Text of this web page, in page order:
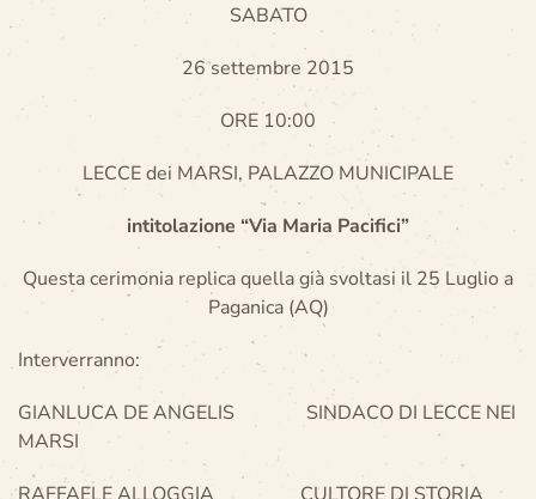
SABATO
26 settembre 2015
ORE 10:00
LECCE dei MARSI, PALAZZO MUNICIPALE
intitolazione “Via Maria Pacifici”
Questa cerimonia replica quella già svoltasi il 25 Luglio a
Paganica (AQ)
Interverranno:
GIANLUCA DE ANGELIS SINDACO DI LECCE NEI
MARSI